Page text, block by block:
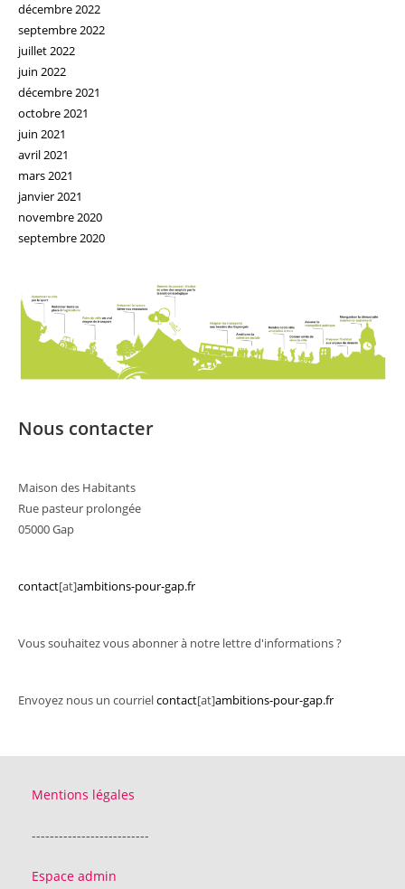
décembre 2022
septembre 2022
juillet 2022
juin 2022
décembre 2021
octobre 2021
juin 2021
avril 2021
mars 2021
janvier 2021
novembre 2020
septembre 2020
Nous contacter
Maison des Habitants
Rue pasteur prolongée
05000 Gap
contact[at]ambitions-pour-gap.fr
Vous souhaitez vous abonner à notre lettre d'informations ?
Envoyez nous un courrielcontact[at]ambitions-pour-gap.fr
Mentions légales
--------------------------
Espace admin